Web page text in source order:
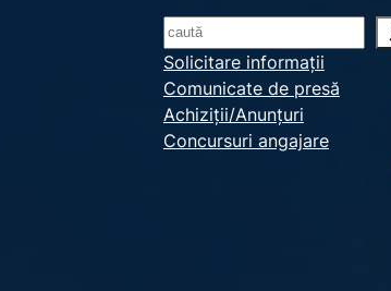
S
e
a
r
c
Solicitare informații
Comunicate de presă
Achiziții/Anunțuri
Concursuri angajare